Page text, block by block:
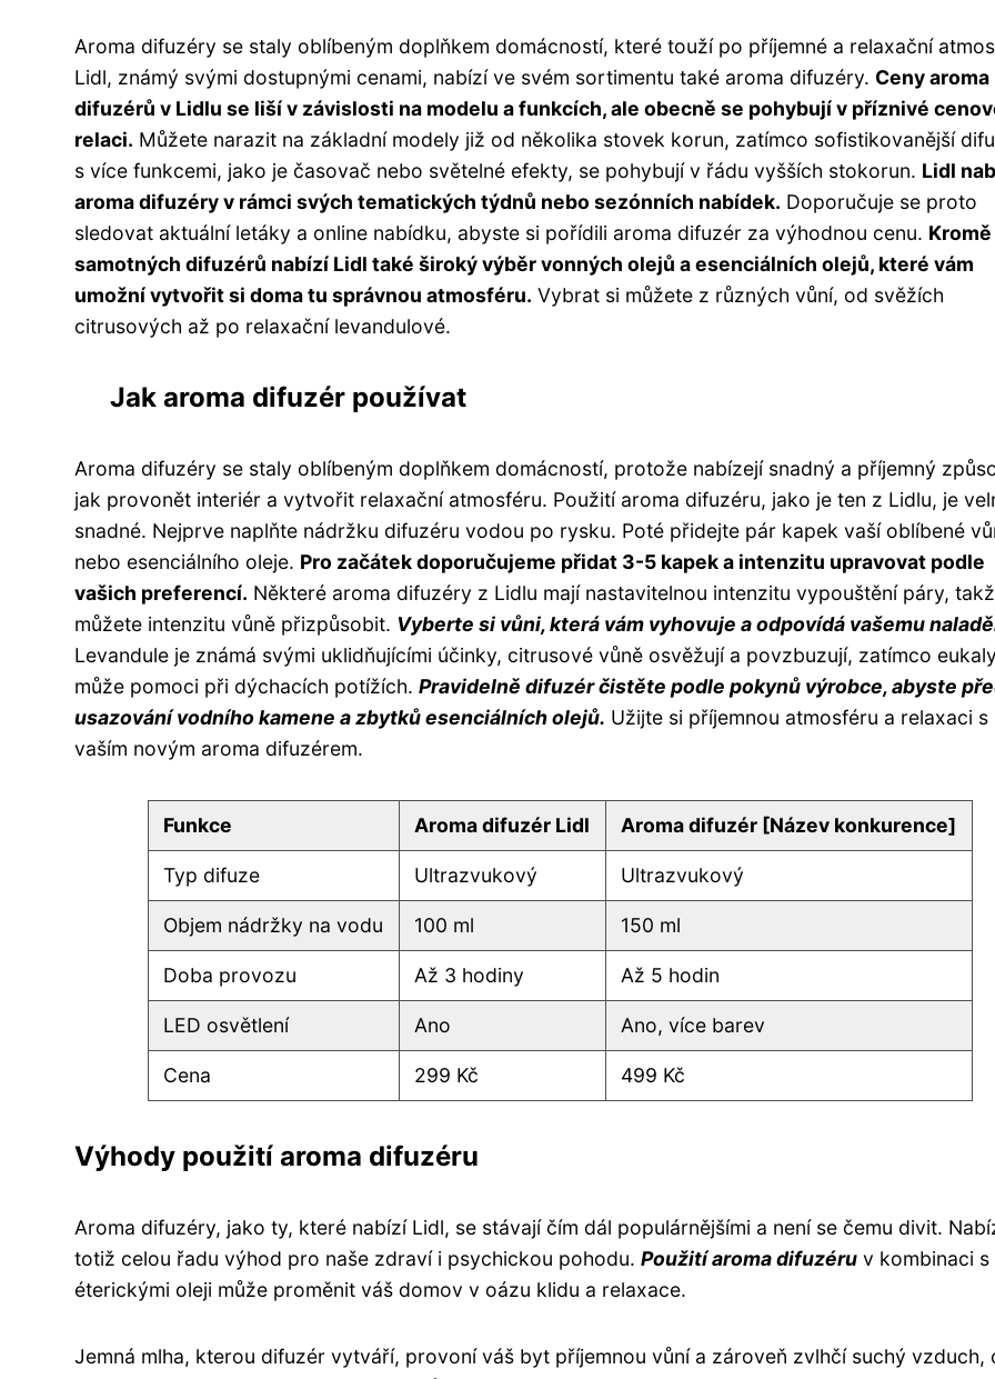
Aroma difuzéry se staly oblíbeným doplňkem domácností, které touží po příjemné a relaxační
Lidl, známý svými dostupnými cenami, nabízí ve svém sortimentu také aroma difuzéry. Ceny aroma
difuzérů v Lidlu se liší v závislosti na modelu a funkcích, ale obecně se pohybují v příznivé
relaci. Můžete narazit na základní modely již od několika stovek korun, zatímco sofistikovanější
s více funkcemi, jako je časovač nebo světelné efekty, se pohybují v řádu vyšších stokorun. Lidl
aroma difuzéry v rámci svých tematických týdnů nebo sezónních nabídek. Doporučuje se proto
sledovat aktuální letáky a online nabídku, abyste si pořídili aroma difuzér za výhodnou cenu. Kromě
samotných difuzérů nabízí Lidl také široký výběr vonných olejů a esenciálních olejů, které vám
umožní vytvořit si doma tu správnou atmosféru. Vybrat si můžete z různých vůní, od svěžích
citrusových až po relaxační levandulové.
Jak aroma difuzér používat
Aroma difuzéry se staly oblíbeným doplňkem domácností, protože nabízejí snadný a příjemný
jak provonět interiér a vytvořit relaxační atmosféru. Použití aroma difuzéru, jako je ten z Lidlu, je
snadné. Nejprve naplňte nádržku difuzéru vodou po rysku. Poté přidejte pár kapek vaší oblíbené
nebo esenciálního oleje. Pro začátek doporučujeme přidat 3-5 kapek a intenzitu upravovat podle
vašich preferencí. Některé aroma difuzéry z Lidlu mají nastavitelnou intenzitu vypouštění páry,
můžete intenzitu vůně přizpůsobit. Vyberte si vůni, která vám vyhovuje a odpovídá vašemu
Levandule je známá svými uklidňujícími účinky, citrusové vůně osvěžují a povzbuzují, zatímco
může pomoci při dýchacích potížích. Pravidelně difuzér čistěte podle pokynů výrobce, abyste
usazování vodního kamene a zbytků esenciálních olejů. Užijte si příjemnou atmosféru a relaxaci s
vaším novým aroma difuzérem.
Funkce Aroma difuzér Lidl Aroma difuzér [Název konkurence]
Typ difuze Ultrazvukový Ultrazvukový
Objem nádržky na vodu 100 ml 150 ml
Doba provozu Až 3 hodiny Až 5 hodin
LED osvětlení Ano Ano, více barev
Cena 299 Kč 499 Kč
Výhody použití aroma difuzéru
Aroma difuzéry, jako ty, které nabízí Lidl, se stávají čím dál populárnějšími a není se čemu divit.
totiž celou řadu výhod pro naše zdraví i psychickou pohodu. Použití aroma difuzéru v kombinaci s
éterickými oleji může proměnit váš domov v oázu klidu a relaxace.
Jemná mlha, kterou difuzér vytváří, provoní váš byt příjemnou vůní a zároveň zvlhčí suchý vzduch,